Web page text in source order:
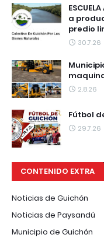
a
predio
30.7.26
2.8.26
Fútbol
29.7.26
CONTENIDO EXTRA
Noticias de Guichón
Noticias de Paysandú
Municipio de Guichón